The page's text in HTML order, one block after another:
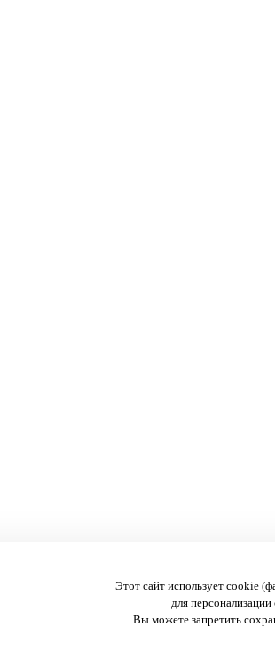
Этот сайт использует cookie
для персонализации
Вы можете запретить